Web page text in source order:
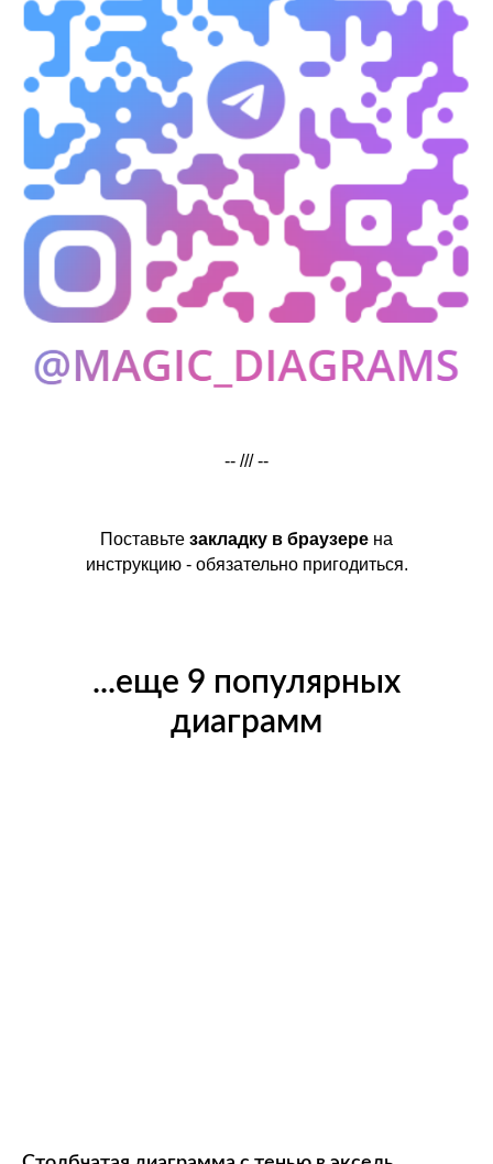
-- /// --
Поставьте закладку в браузере на
инструкцию - обязательно пригодиться.
...еще 9 популярных
диаграмм